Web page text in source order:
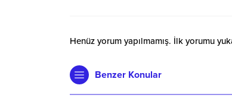
Henüz yorum yapılmamış. İlk yorumu
Benzer Konular